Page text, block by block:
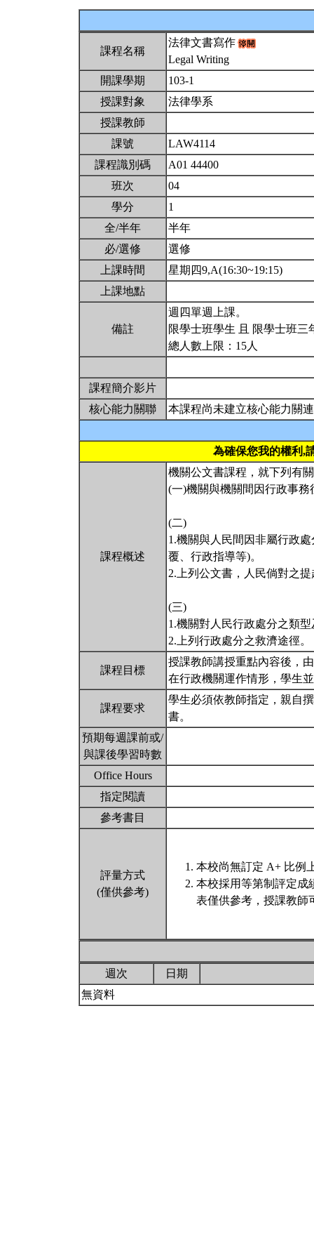
課程名稱
法律文書寫作
Legal Writing
開課學期
103-1
授課對象
法律學系
授課教師
課號
LAW4114
課程識別碼
A01 44400
班次
04
學分
1
全/半年
半年
必/選修
選修
上課時間
星期四9,A(16:30~19:15)
上課地點
備註
週四單週上課。
限學士班學生 且 限學士班
總人數上限：15人
課程簡介影片
核心能力關聯
本課程尚未建立核心能力關連
為確保您我的權利,
課程概述
機關公文書課程，就下列有
(一)機關與機關間因行政事務
(二)
1.機關與人民間因非屬行政
覆、行政指導等)。
2.上列公文書，人民倘對之
(三)
1.機關對人民行政處分之類
2.上列行政處分之救濟途徑。
課程目標
授課教師講授重點內容後，
在行政機關運作情形，學生
課程要求
學生必須依教師指定，親自
書。
預期每週課前或/
與課後學習時數
Office Hours
指定閱讀
參考書目
評量方式
(僅供參考)
本校尚無訂定 A+ 比例
本校採用等第制評定成
表僅供參考，授課教師
週次
日期
無資料